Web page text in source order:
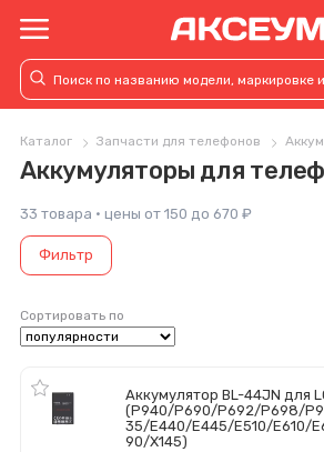
Каталог Запчасти для телефонов
Аккумуляторы для
33 товара · цены от 150 до 670 ₽
Фильтр
Сортировать по
Аккумулятор BL-44JN для
(P940/P690/P692/P698/
35/E440/E445/E510/E610/
90/X145)